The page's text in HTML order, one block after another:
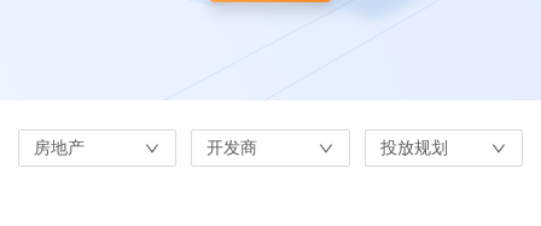
房地产 开发商 投放规划